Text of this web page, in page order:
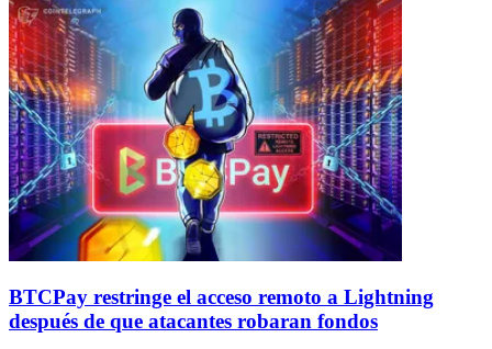
BTCPay restringe el acceso remoto a Lightning
después de que atacantes robaran fondos